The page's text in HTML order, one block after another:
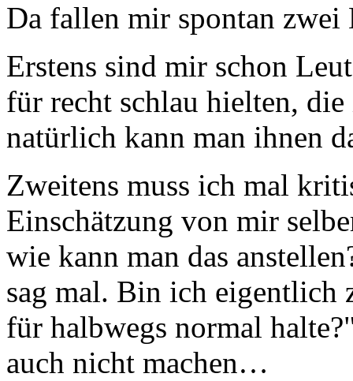
Da fallen mir spontan zwei
Erstens sind mir schon
für recht schlau hielten, die
natürlich kann man ihnen
Zweitens muss ich mal
Einschätzung von mir
wie kann man das
sag mal. Bin ich
für halbwegs normal
auch nicht machen…